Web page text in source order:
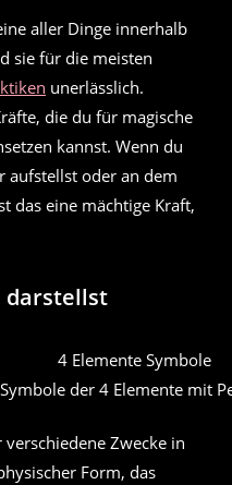
​​aller Dinge innerhalb
sie für die meisten
unerlässlich.
die du für magische
kannst. Wenn du
aufstellst oder an dem
das eine mächtige Kraft,
darstellst
der 4 Elemente mit
Zwecke in
Form, das